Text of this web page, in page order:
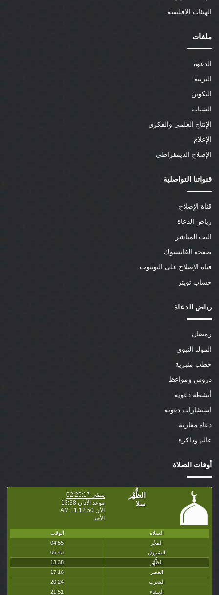
الهيئات الإقليمية
ملفات
الدعوة
التربية
التكوين
الشباب
الإنتاج العلمي والفكري
الإعلام
الإصلاح الديمقراطي
قنواتنا التواصلية
قناة الإصلاح
رياض الدعاة
البث المباشر
صفحة الفايسبوك
قناة الإصلاح على اليوتيوب
حساب تويتر
رياض الدعاة
رمضان
المولد النبوي
خطب منبرية
دروس ومواعظ
أنشطة دعوية
استشارات دعوية
دعاة مغاربة
عالم وذاكرة
أوقات الصلاة